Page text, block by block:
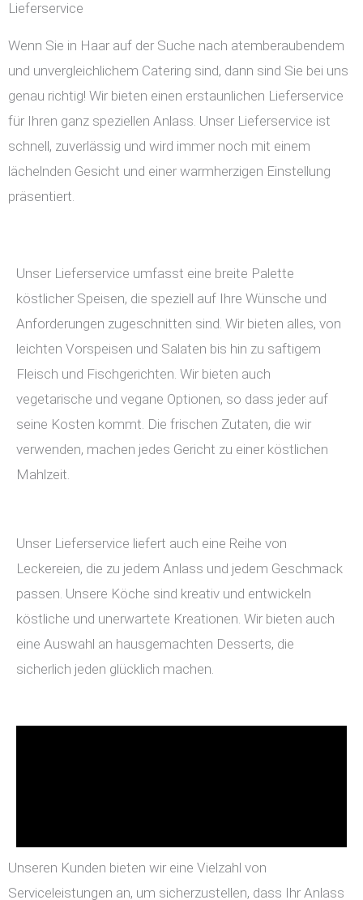
Lieferservice
Wenn Sie in Haar auf der Suche nach atemberaubendem
und unvergleichlichem Catering sind, dann sind Sie bei uns
genau richtig! Wir bieten einen erstaunlichen Lieferservice
für Ihren ganz speziellen Anlass. Unser Lieferservice ist
schnell, zuverlässig und wird immer noch mit einem
lächelnden Gesicht und einer warmherzigen Einstellung
präsentiert.
Unser Lieferservice umfasst eine breite Palette
köstlicher Speisen, die speziell auf Ihre Wünsche und
Anforderungen zugeschnitten sind. Wir bieten alles, von
leichten Vorspeisen und Salaten bis hin zu saftigem
Fleisch und Fischgerichten. Wir bieten auch
vegetarische und vegane Optionen, so dass jeder auf
seine Kosten kommt. Die frischen Zutaten, die wir
verwenden, machen jedes Gericht zu einer köstlichen
Mahlzeit.
Unser Lieferservice liefert auch eine Reihe von
Leckereien, die zu jedem Anlass und jedem Geschmack
passen. Unsere Köche sind kreativ und entwickeln
köstliche und unerwartete Kreationen. Wir bieten auch
eine Auswahl an hausgemachten Desserts, die
sicherlich jeden glücklich machen.
Unseren Kunden bieten wir eine Vielzahl von
Serviceleistungen an, um sicherzustellen, dass Ihr Anlass